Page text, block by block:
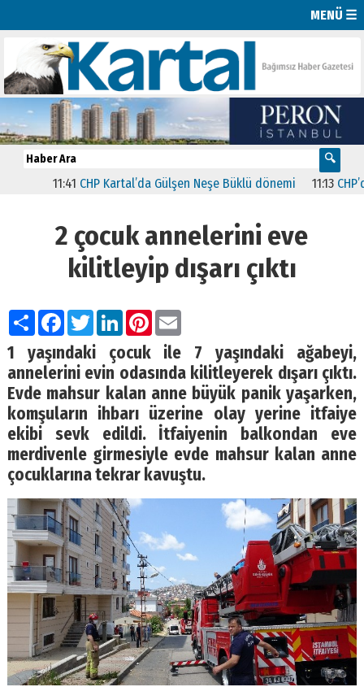
MENÜ ☰
CHP Kartal’da Gülşen Neşe Büklü dönemi 11:13 CHP’de
2 çocuk annelerini eve
kilitleyip dışarı çıktı
PaylaşFacebook
TwitterLinkedIn
Pinterest
Email
1 yaşındaki çocuk ile 7 yaşındaki ağabeyi,
annelerini evin odasında kilitleyerek dışarı çıktı.
Evde mahsur kalan anne büyük panik yaşarken,
komşuların ihbarı üzerine olay yerine itfaiye
ekibi sevk edildi. İtfaiyenin balkondan eve
merdivenle girmesiyle evde mahsur kalan anne
çocuklarına tekrar kavuştu.